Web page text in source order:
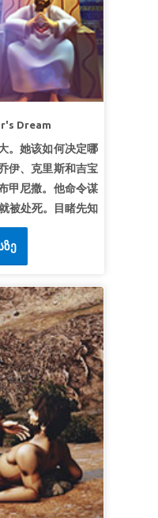
。
的，赐你聪明智
。”马太福音 7:24
Dream
。她该如何决定哪
伊、克里斯和吉宝
甲尼撒。他命令谋
被处死。目睹先知
及它的含义。孩子
能获得的智慧。
明。
你，并将你所不知
耶利米书33:3
的能力。
们，叫你们遵行他
心里行他所喜悦的